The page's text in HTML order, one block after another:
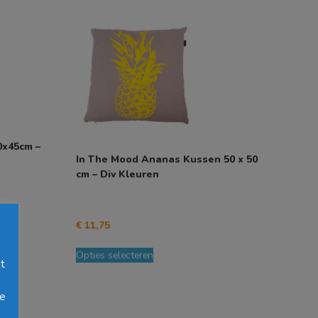
–
In The Mood Ananas Kussen 50 x 50
cm – Div Kleuren
€11,75
Opties selecteren
Dit
product